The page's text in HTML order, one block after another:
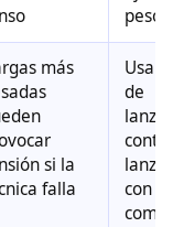
peso
más
si la
falla
Usa
de
con